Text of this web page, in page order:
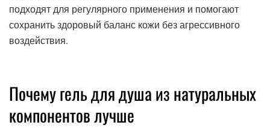
подходят для регулярного применения и помогают
сохранить здоровый баланс кожи без агрессивного
воздействия.
Почему гель для душа из натуральных
компонентов лучше